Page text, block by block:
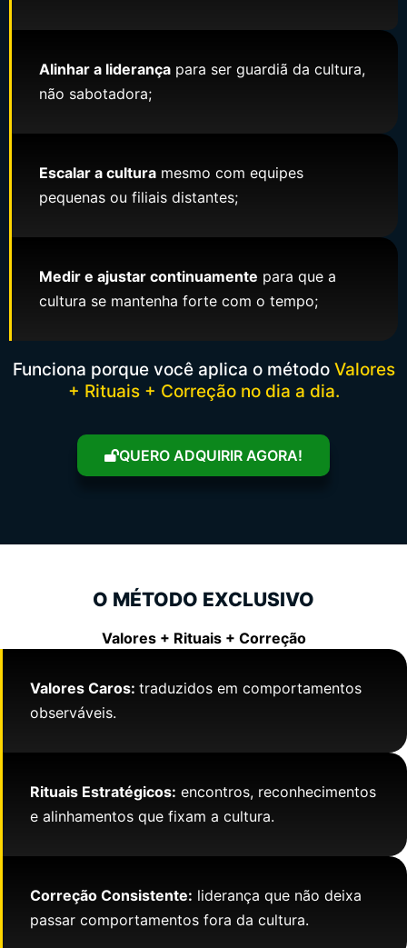
Alinhar a liderança para ser guardiã da cultura,
não sabotadora;
Escalar a cultura mesmo com equipes
pequenas ou filiais distantes;
Medir e ajustar continuamente para que a
cultura se mantenha forte com o tempo;
Funciona porque você aplica o método Valores
+ Rituais + Correção no dia a dia.
QUERO ADQUIRIR AGORA!
O MÉTODO EXCLUSIVO
Valores + Rituais + Correção
Valores Caros: traduzidos em comportamentos
observáveis.
Rituais Estratégicos: encontros, reconhecimentos
e alinhamentos que fixam a cultura.
Correção Consistente: liderança que não deixa
passar comportamentos fora da cultura.